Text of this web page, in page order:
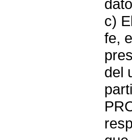
c)
fe,
del